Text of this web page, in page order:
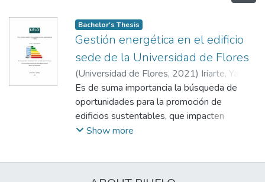
Bachelor's Thesis
Gestión energética en el edificio
sede de la Universidad de Flores
(Universidad de Flores, 2021) Iriarte, Yanina
Figueira, Analía
Es de suma importancia la búsqueda de
oportunidades para la promoción de
edificios sustentables, que impacten
positivamente en sus habitantes y en el
Show more